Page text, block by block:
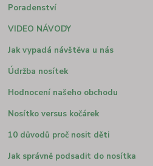
Poradenství
VIDEO NÁVODY
Jak vypadá návštěva u nás
Údržba nosítek
Hodnocení našeho obchodu
Nosítko versus kočárek
10 důvodů proč nosit děti
Jak správně podsadit do nosítka